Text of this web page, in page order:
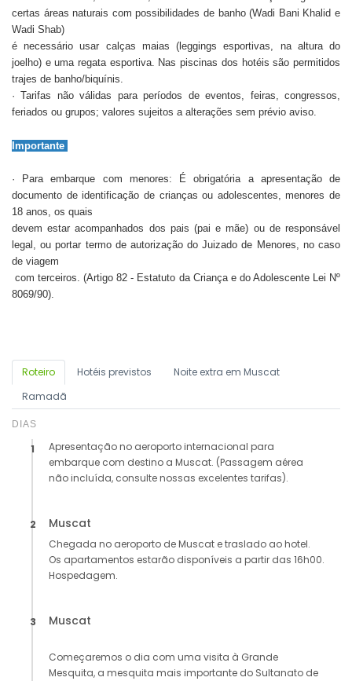
Roteiro Hotéis previstos
Noite extra em Muscat
Ramadã
DIAS
1
Apresentação no aeroporto internacional para
embarque com destino a Muscat. (Passagem aérea
não incluída, consulte nossas excelentes tarifas).
2 Muscat
Chegada no aeroporto de Muscat e traslado ao hotel.
Os apartamentos estarão disponíveis a partir das 16h00.
Hospedagem.
3 Muscat
Começaremos o dia com uma visita à Grande
Mesquita, a mesquita mais importante do Sultanato de
certas áreas naturais com possibilidades de banho (Wadi Bani Khalid e
Wadi Shab)
é necessário usar calças maias (leggings esportivas, na altura do
joelho) e uma regata esportiva. Nas piscinas dos hotéis são permitidos
trajes de banho/biquínis.
· Tarifas não válidas para períodos de eventos, feiras, congressos,
feriados ou grupos; valores sujeitos a alterações sem prévio aviso.
Importante
· Para embarque com menores: É obrigatória a apresentação de
documento de identificação de crianças ou adolescentes, menores de
18 anos, os quais
devem estar acompanhados dos pais (pai e mãe) ou de responsável
legal, ou portar termo de autorização do Juizado de Menores, no caso
de viagem
com terceiros. (Artigo 82 - Estatuto da Criança e do Adolescente Lei Nº
8069/90).